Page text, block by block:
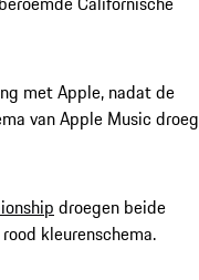
met Apple, nadat de
van Apple Music
droegen beide
kleurenschema.